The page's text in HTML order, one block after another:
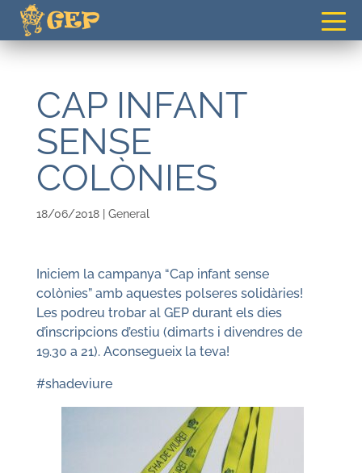
CAP INFANT
SENSE
COLÒNIES
18/06/2018| General
Iniciem la campanya “Cap infant sense
colònies” amb aquestes polseres solidàries!
Les podreu trobar al GEP durant els dies
d’inscripcions d’estiu (dimarts i divendres de
19.30 a 21). Aconsegueix la teva!
#shadeviure